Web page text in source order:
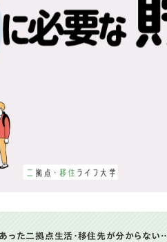
援制度を活用
移住
支援制度がある自治体を紹介
ら
際の注意点
った二拠点生活・移住先が分からない…